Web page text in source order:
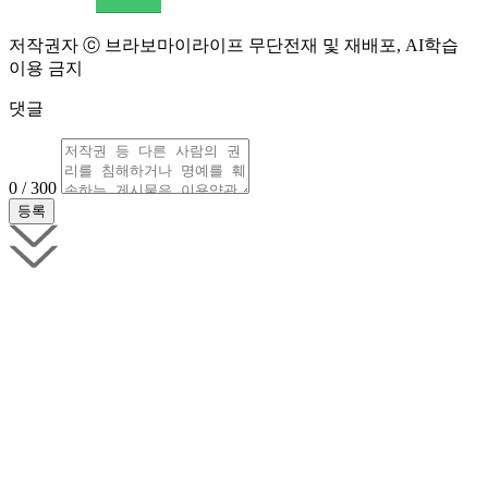
저작권자 ⓒ 브라보마이라이프 무단전재 및 재배포, AI학습
이용 금지
댓글
0 / 300